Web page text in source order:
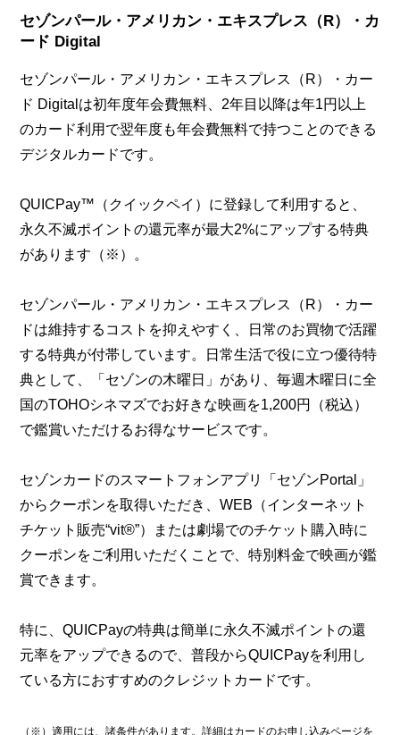
セゾンパール・アメリカン・エキスプレス（R）・カ
ード Digital
セゾンパール・アメリカン・エキスプレス（R）・カー
ド Digitalは初年度年会費無料、2年目以降は年1円以上
のカード利用で翌年度も年会費無料で持つことのできる
デジタルカードです。
QUICPay™（クイックペイ）に登録して利用すると、
永久不滅ポイントの還元率が最大2%にアップする特典
があります（※）。
セゾンパール・アメリカン・エキスプレス（R）・カー
ドは維持するコストを抑えやすく、日常のお買物で活躍
する特典が付帯しています。日常生活で役に立つ優待特
典として、「セゾンの木曜日」があり、毎週木曜日に全
国のTOHOシネマズでお好きな映画を1,200円（税込）
で鑑賞いただけるお得なサービスです。
セゾンカードのスマートフォンアプリ「セゾンPortal」
からクーポンを取得いただき、WEB（インターネット
チケット販売“vit®”）または劇場でのチケット購入時に
クーポンをご利用いただくことで、特別料金で映画が鑑
賞できます。
特に、QUICPayの特典は簡単に永久不滅ポイントの還
元率をアップできるので、普段からQUICPayを利用し
ている方におすすめのクレジットカードです。
（※）適用には、諸条件があります。詳細はカードのお申し込みページを